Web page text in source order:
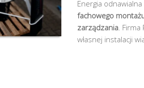
Energia
fachowego
zarządzania. Firma
własnej instalacji